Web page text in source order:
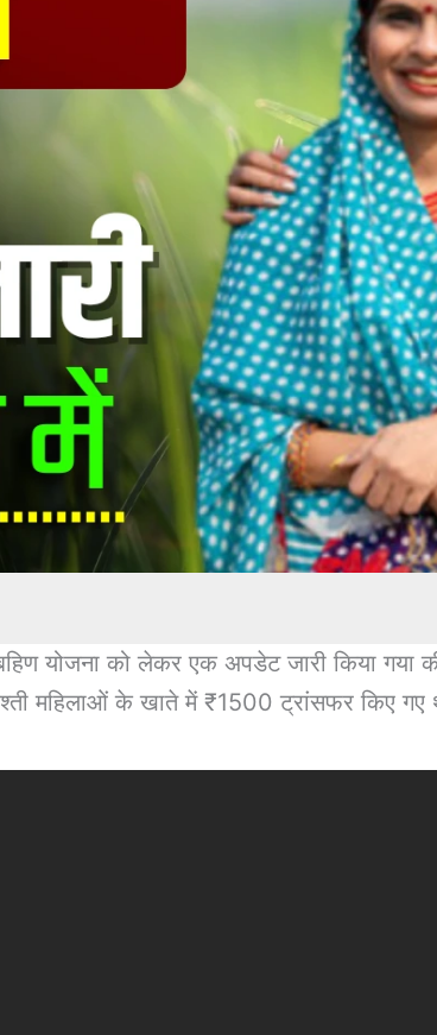
योजना को लेकर एक अपडेट जारी किया गया
महिलाओं के खाते में ₹1500 ट्रांसफर किए गए